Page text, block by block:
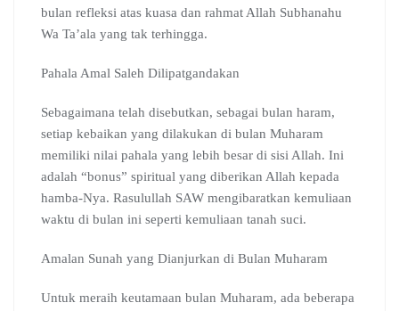
bulan refleksi atas kuasa dan rahmat Allah Subhanahu
Wa Ta’ala yang tak terhingga.
Pahala Amal Saleh Dilipatgandakan
Sebagaimana telah disebutkan, sebagai bulan haram,
setiap kebaikan yang dilakukan di bulan Muharam
memiliki nilai pahala yang lebih besar di sisi Allah. Ini
adalah “bonus” spiritual yang diberikan Allah kepada
hamba-Nya. Rasulullah SAW mengibaratkan kemuliaan
waktu di bulan ini seperti kemuliaan tanah suci.
Amalan Sunah yang Dianjurkan di Bulan Muharam
Untuk meraih keutamaan bulan Muharam, ada beberapa